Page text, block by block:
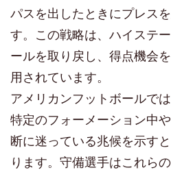
パスを出したときにプレス
す。この戦略は、ハイステ
ールを取り戻し、得点機会
用されています。
アメリカンフットボールで
特定のフォーメーション中
断に迷っている兆候を示す
ります。守備選手はこれら